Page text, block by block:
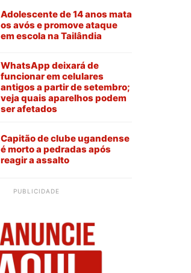
Adolescente de 14 anos mata
os avós e promove ataque
em escola na Tailândia
WhatsApp deixará de
funcionar em celulares
antigos a partir de setembro;
veja quais aparelhos podem
ser afetados
Capitão de clube ugandense
é morto a pedradas após
reagir a assalto
PUBLICIDADE